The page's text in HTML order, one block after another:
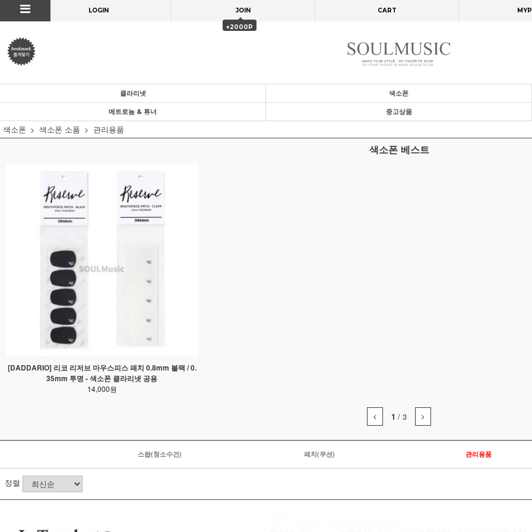
LOGIN
JOIN
+2000P
CART
클라리넷 색소폰
메트로놈 & 튜너 중고상품
색소폰 색소폰 소품 관리용품
색소폰 베스트
[DADDARIO] 리코 리저브 마우스피스 패치 0.8mm 블랙 / 0.
35mm 투명 - 색소폰 클라리넷 공용
14,000원
1 / 3
스왑(청소수건) 패치(쿠션) 관리용품
정렬